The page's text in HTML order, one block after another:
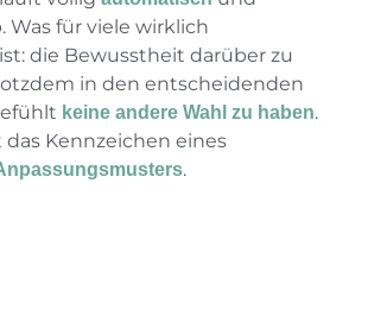
Was für viele wirklich
die Bewusstheit darüber zu
in den entscheidenden
keine andere Wahl zu haben.
das Kennzeichen eines
.